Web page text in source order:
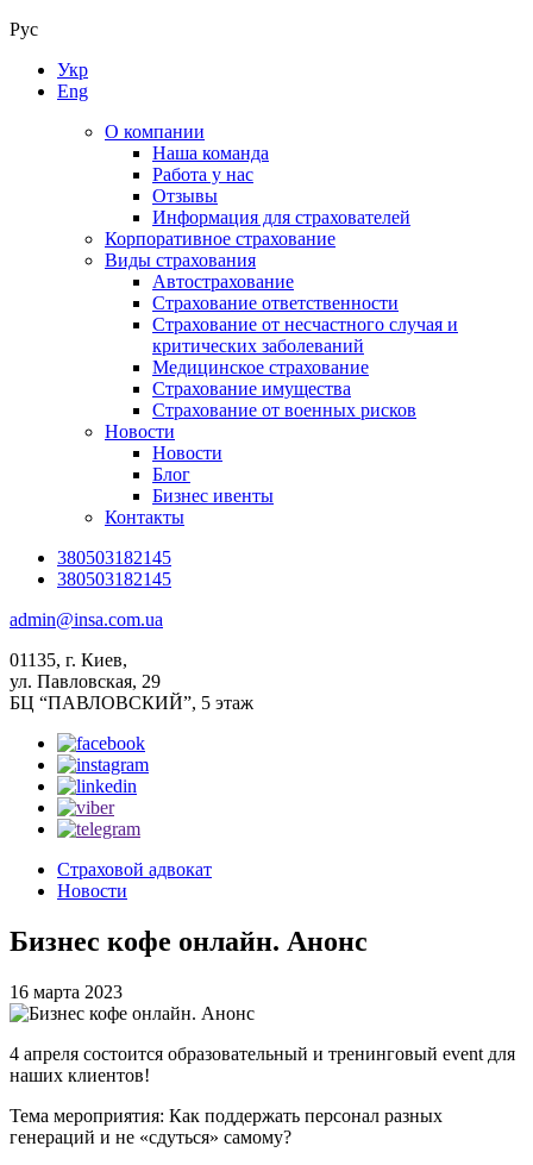
Рус
Укр
Eng
О компании
Наша команда
Работа у нас
Отзывы
Информация для страхователей
Корпоративное страхование
Виды страхования
Автострахование
Страхование ответственности
Страхование от несчастного случая и
критических заболеваний
Медицинское страхование
Страхование имущества
Страхование от военных рисков
Новости
Новости
Блог
Бизнес ивенты
Контакты
380503182145
380503182145
admin@insa.com.ua
01135, г. Киев,
ул. Павловская, 29
БЦ “ПАВЛОВСКИЙ”, 5 этаж
Страховой адвокат
Новости
Бизнес кофе онлайн. Анонс
16 марта 2023
4 апреля состоится образовательный и тренинговый event для
наших клиентов!
Тема мероприятия: Как поддержать персонал разных
генераций и не «сдуться» самому?